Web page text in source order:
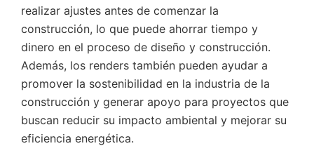
realizar ajustes antes de comenzar la
construcción, lo que puede ahorrar tiempo y
dinero en el proceso de diseño y construcción.
Además, los renders también pueden ayudar a
promover la sostenibilidad en la industria de la
construcción y generar apoyo para proyectos que
buscan reducir su impacto ambiental y mejorar su
eficiencia energética.